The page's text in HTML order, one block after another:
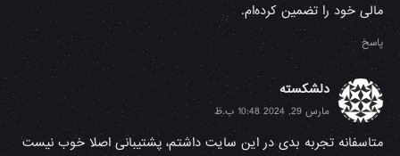
مالی خود را تضمین کرده‌ام.
پاسخ
دلشکسته
مارس 29, 2024 10:48 ب.ظ
متاسفانه تجربه بدی در این سایت داشتم، پشتیبانی اصلا خوب نیست